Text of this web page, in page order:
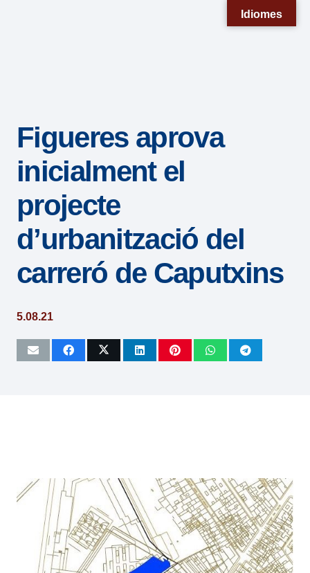
sistema
accesibilidad.
Figueres aprova
inicialment el
projecte
d’urbanització del
carreró de Caputxins
5.08.21
Idiomes